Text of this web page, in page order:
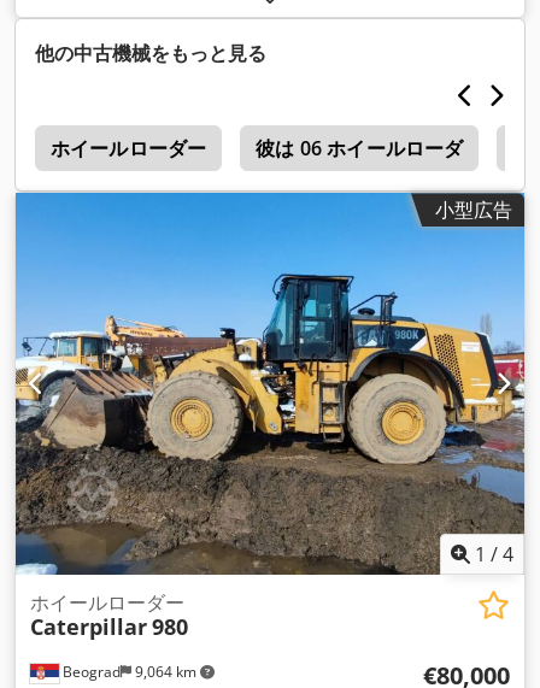
他の中古機械をもっと見る
ホイールローダー 彼は 06 ホイールローダ
小型広告
1 /4
Beograd 9,064 km
ホイールローダー
Caterpillar980
€80,000